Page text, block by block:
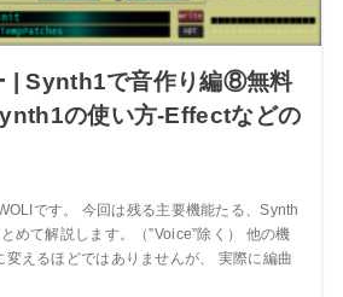
| Synth1で音作り編⑧無料
の使い方-Effectなどの
です。 今回は残る主要機能たる、Synth
めて解説します。（”Voice”除く） 他の機
変えるほどではありませんが、 実際に編曲